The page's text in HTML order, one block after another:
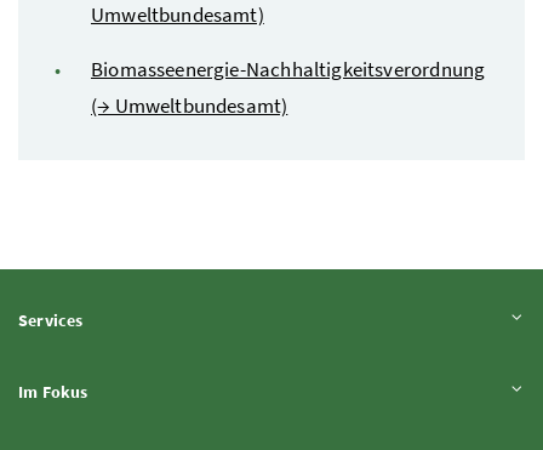
Umweltbundesamt)
Biomasseenergie-Nachhaltigkeitsverordnung
(→ Umweltbundesamt)
ServicesInhalt aufklappen
Im FokusInhalt aufklappen